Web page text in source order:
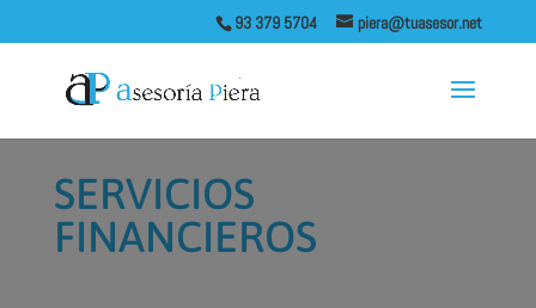
93 379 5704 piera@tuasesor.net
SERVICIOS
FINANCIEROS